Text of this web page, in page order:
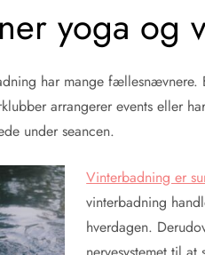
yoga og
har mange fællesnævnere.
arrangerer events eller
under seancen.
Vinterbadning er
vinterbadning
hverdagen.